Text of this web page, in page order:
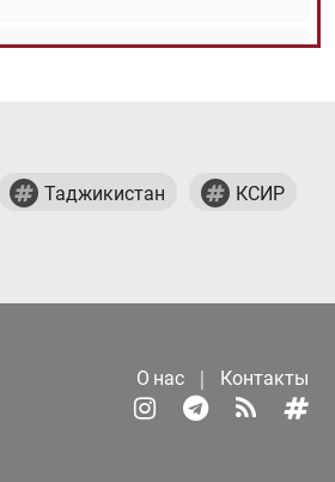
Таджикистан КСИР
О нас | Контакты